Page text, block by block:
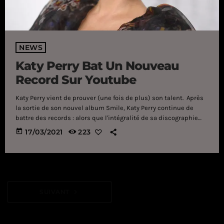
NEWS
Katy Perry Bat Un Nouveau
Record Sur Youtube
Katy Perry vient de prouver (une fois de plus) son talent. Après
la sortie de son nouvel album Smile, Katy Perry continue de
battre des records : alors que l'intégralité de sa discographie
vient de dépasser un record sur Spotify, l'artiste continue de
s'imposer sur les plateformes. Cette fois, place à Youtube.
today 17/03/2021 223